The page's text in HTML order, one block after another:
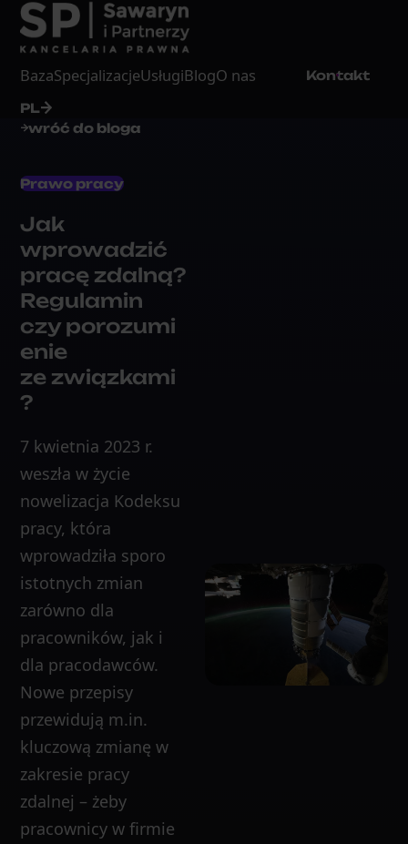
BazaSpecjalizacjeUsługiBlogO nas Kontakt
PL
wróć do bloga
Prawo pracy
Jak
wprowadzić
pracę zdalną?
Regulamin
czy porozumi
enie
ze związkami
?
7 kwietnia 2023 r.
weszła w życie
nowelizacja Kodeksu
pracy, która
wprowadziła sporo
istotnych zmian
zarówno dla
pracowników, jak i
dla pracodawców.
Nowe przepisy
przewidują m.in.
kluczową zmianę w
zakresie pracy
zdalnej – żeby
pracownicy w firmie